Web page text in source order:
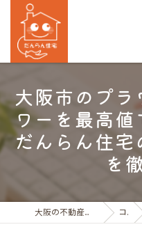
大阪市のプ
ワーを最高
だんらん住宅
を
大阪の不動産売買ならだんらん住宅株式会社 コラム